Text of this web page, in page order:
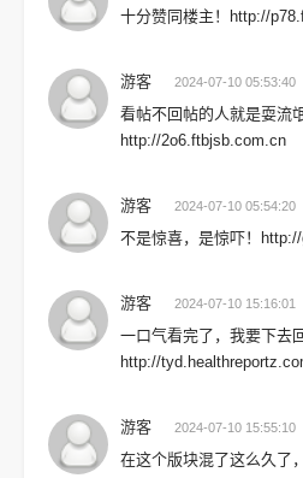
十分赞同楼主！http://
游客 2024-07-10 05:53:40
看帖不回帖的人就是耍流
http://2o6.ftbjsb.com.cn
游客 2024-07-10 05:54:20
不是惊喜，是惊吓！
游客 2024-07-10 15:16:01
一口气看完了，我要下去
http://
游客 2024-07-10 15:55:10
在这个版块混了这么久了